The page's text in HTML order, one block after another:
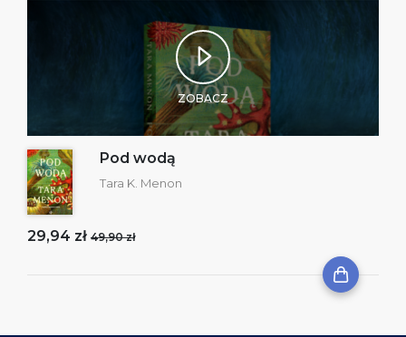
ZOBACZ
Pod wodą
Tara K. Menon
29,94 zł 49,90 zł